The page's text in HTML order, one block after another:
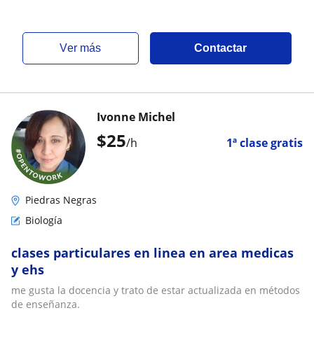
ver más Contactar
$25/h 1ª clase gratis
Ivonne Michel
Piedras Negras
Biología
clases particulares en linea en area medicas
y ehs
me gusta la docencia y trato de estar actualizada en métodos
de enseñanza.